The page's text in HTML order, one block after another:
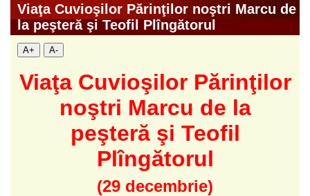
Viaţa Cuvioşilor Părinţilor noştri Marcu de
la peşteră şi Teofil Plîngătorul
A+ A-
Viaţa Cuvioşilor Părinţilor
noştri Marcu de la
peşteră şi Teofil
Plîngătorul
(29 decembrie)